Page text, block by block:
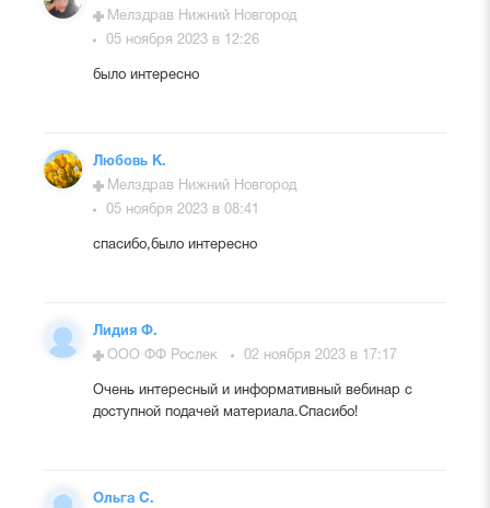
Мелздрав Нижний Новгород
05 ноября 2023 в 12:26
было интересно
Любовь К.
Мелздрав Нижний Новгород
05 ноября 2023 в 08:41
спасибо,было интересно
Лидия Ф.
ООО ФФ Рослек
02 ноября 2023 в 17:17
Очень интересный и информативный вебинар с
доступной подачей материала.Спасибо!
Ольга С.